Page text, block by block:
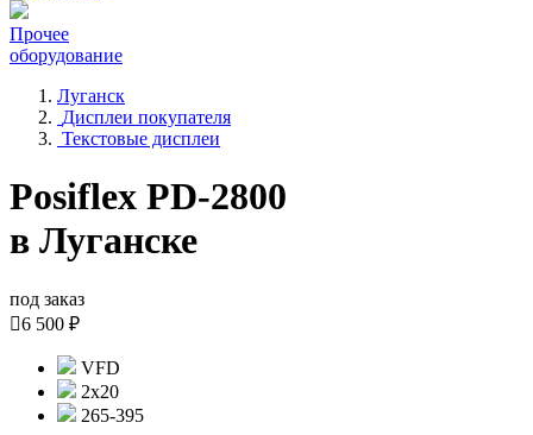
Прочее
оборудование
Луганск
Дисплеи покупателя
Текстовые дисплеи
Posiflex PD-2800
в Луганске
под заказ
6 500 ₽
VFD
2х20
265-395